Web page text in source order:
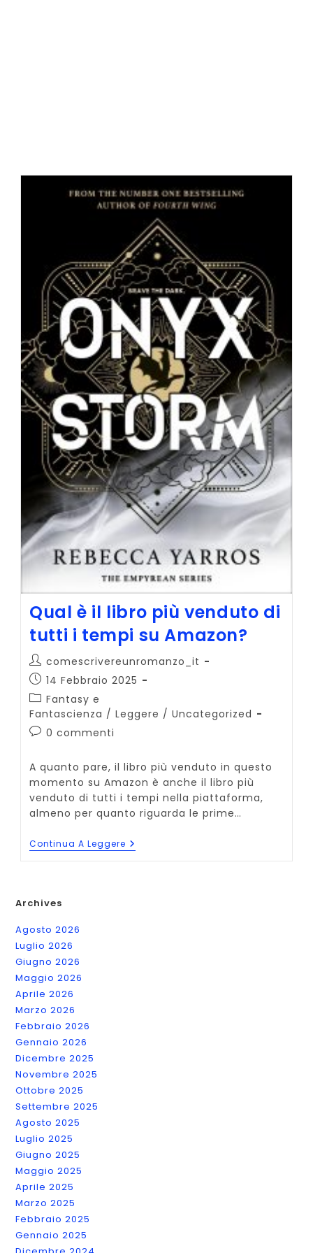
Qual è il libro più venduto di
tutti i tempi su Amazon?
Autore
dell'articolo:
comescrivereunromanzo_it
Articolo
pubblicato:
14 Febbraio 2025
Categoria
dell'articolo:
Fantasy e
Fantascienza / Leggere / Uncategorized
Commenti
0 commenti
A quanto pare, il libro più venduto in questo
momento su Amazon è anche il libro più
venduto di tutti i tempi nella piattaforma,
almeno per quanto riguarda le prime…
Continua A Leggere Qual
È
Archives
Agosto 2026
Luglio 2026
Giugno 2026
Maggio 2026
Aprile 2026
Marzo 2026
Febbraio 2026
Gennaio 2026
Dicembre 2025
Novembre 2025
Ottobre 2025
Settembre 2025
Agosto 2025
Luglio 2025
Giugno 2025
Maggio 2025
Aprile 2025
Marzo 2025
Febbraio 2025
Gennaio 2025